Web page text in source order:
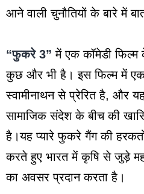
आने वाली चुनौतियों के बारे में
“फुकरे 3” में एक कॉमेडी
कुछ और भी है। इस फिल्म में एक
स्वामीनाथन से प्रेरित है, और
सामाजिक संदेश के बीच की
है।यह प्यारे फुकरे गैंग की
करते हुए भारत में कृषि से जुड़े
का अवसर प्रदान करता है।